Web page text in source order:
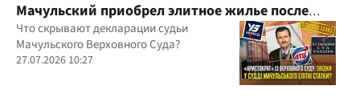
Мачульский приобрел элитное жилье после
вердикта в пользу застройщика?
Что скрывают декларации судьи
Мачульского Верховного Суда?
27.07.2026 10:27